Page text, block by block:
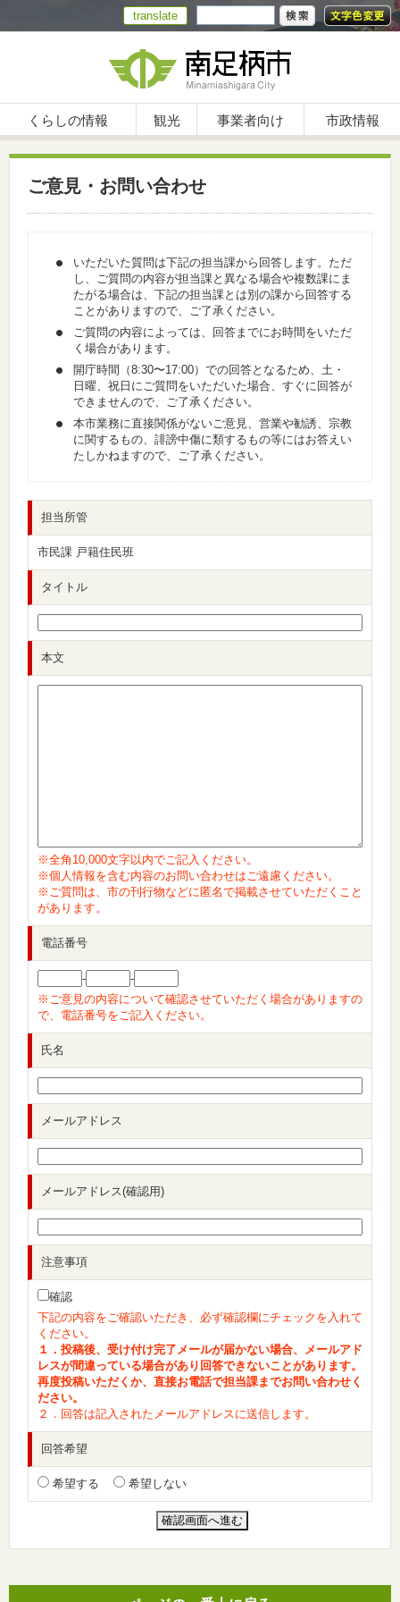
translate
くらしの情報 観光 事業者向け 市政情報
ご意見・お問い合わせ
いただいた質問は下記の担当課から回答します。ただ
し、ご質問の内容が担当課と異なる場合や複数課にま
たがる場合は、下記の担当課とは別の課から回答する
ことがありますので、ご了承ください。
ご質問の内容によっては、回答までにお時間をいただ
く場合があります。
開庁時間（8:30〜17:00）での回答となるため、土・
日曜、祝日にご質問をいただいた場合、すぐに回答が
できませんので、ご了承ください。
本市業務に直接関係がないご意見、営業や勧誘、宗教
に関するもの、誹謗中傷に類するもの等にはお答えい
たしかねますので、ご了承ください。
担当所管
市民課 戸籍住民班
タイトル
本文
※全角10,000文字以内でご記入ください。
※個人情報を含む内容のお問い合わせはご遠慮ください。
※ご質問は、市の刊行物などに匿名で掲載させていただくこと
があります。
電話番号
-
-
※ご意見の内容について確認させていただく場合がありますの
で、電話番号をご記入ください。
氏名
メールアドレス
メールアドレス(確認用)
注意事項
確認
下記の内容をご確認いただき、必ず確認欄にチェックを入れて
ください。
１．投稿後、受け付け完了メールが届かない場合、メールアド
レスが間違っている場合があり回答できないことがあります。
再度投稿いただくか、直接お電話で担当課までお問い合わせく
ださい。
２．回答は記入されたメールアドレスに送信します。
回答希望
希望する 希望しない